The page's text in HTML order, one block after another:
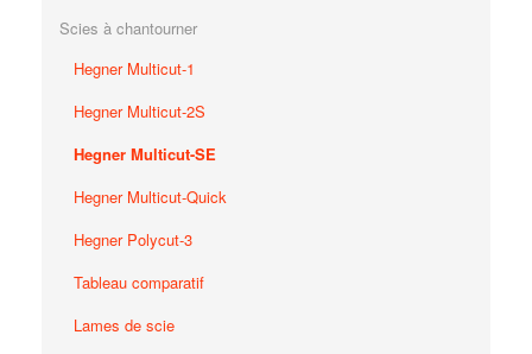
Scies à chantourner
Hegner Multicut-1
Hegner Multicut-2S
Hegner Multicut-SE
Hegner Multicut-Quick
Hegner Polycut-3
Tableau comparatif
Lames de scie